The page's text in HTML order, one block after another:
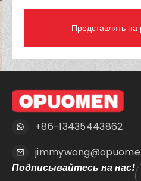
+86-13435443862
Подписывайтесь на нас!